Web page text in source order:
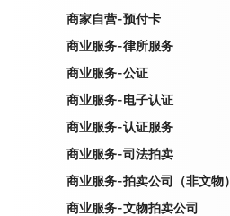
商家自营-预付卡
商业服务-律所服务
商业服务-公证
商业服务-电子认证
商业服务-认证服务
商业服务-司法拍卖
商业服务-拍卖公司（非文物）
商业服务-文物拍卖公司